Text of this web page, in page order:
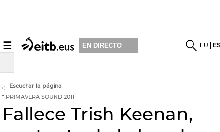
☰ EN DIRECTO EU
Escuchar la página
PRIMAVERA SOUND 2011
Fallece Trish Keenan,